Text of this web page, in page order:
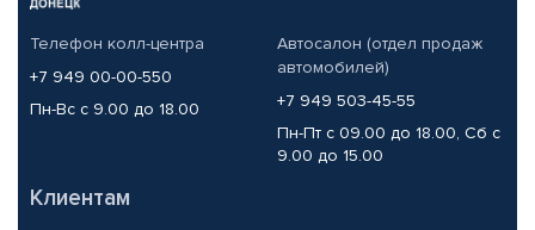
Телефон колл-центра
+7 949 00-00-550
Пн-Вс с 9.00 до 18.00
Автосалон (отдел продаж
автомобилей)
+7 949 503-45-55
Пн-Пт с 09.00 до 18.00, Сб с
9.00 до 15.00
Клиентам